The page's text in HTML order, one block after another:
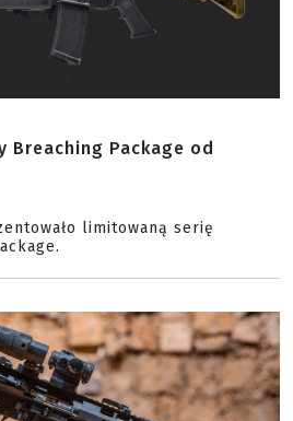
Breaching Package od
limitowaną serię